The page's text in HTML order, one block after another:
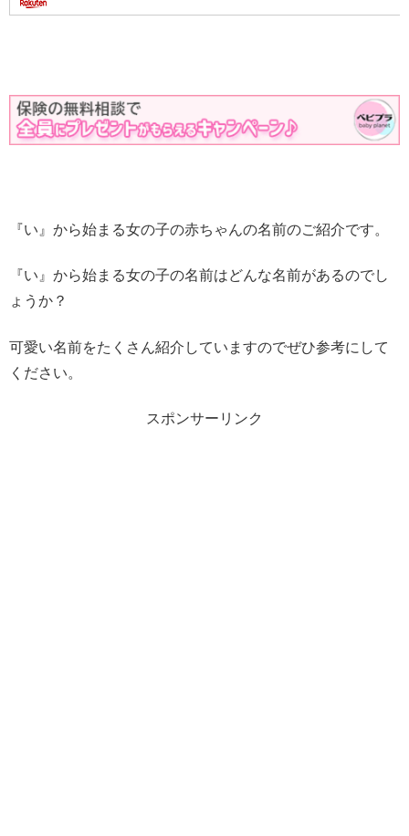
『い』から始まる女の子の赤ちゃんの名前のご紹介です。
『い』から始まる女の子の名前はどんな名前があるのでし
ょうか？
可愛い名前をたくさん紹介していますのでぜひ参考にして
ください。
スポンサーリンク